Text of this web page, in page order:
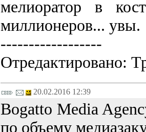
мелиоратор в
миллионеров... увы.
------------------
Отредактировано:
20.02.2016 12:39
Bogatto Media
по объему